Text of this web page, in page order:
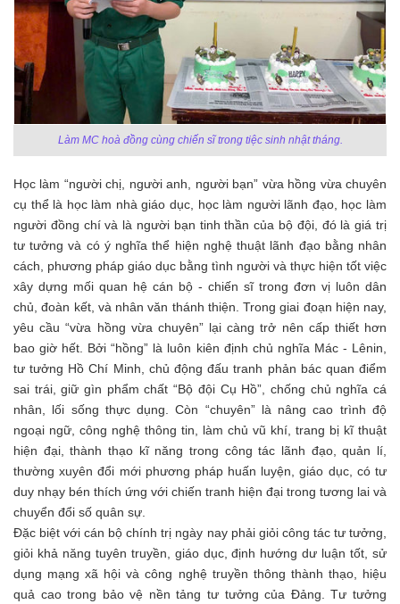
Làm MC hoà đồng cùng chiến sĩ trong tiệc sinh nhật tháng.
Học làm “người chị, người anh, người bạn” vừa hồng vừa chuyên
cụ thể là học làm nhà giáo dục, học làm người lãnh đạo, học làm
người đồng chí và là người bạn tinh thần của bộ đội, đó là giá trị
tư tưởng và có ý nghĩa thể hiện nghệ thuật lãnh đạo bằng nhân
cách, phương pháp giáo dục bằng tình người và thực hiện tốt việc
xây dựng mối quan hệ cán bộ - chiến sĩ trong đơn vị luôn dân
chủ, đoàn kết, và nhân văn thánh thiện. Trong giai đoạn hiện nay,
yêu cầu “vừa hồng vừa chuyên” lại càng trở nên cấp thiết hơn
bao giờ hết. Bởi “hồng” là luôn kiên định chủ nghĩa Mác - Lênin,
tư tưởng Hồ Chí Minh, chủ động đấu tranh phản bác quan điểm
sai trái, giữ gìn phẩm chất “Bộ đội Cụ Hồ”, chống chủ nghĩa cá
nhân, lối sống thực dụng. Còn “chuyên” là nâng cao trình độ
ngoại ngữ, công nghệ thông tin, làm chủ vũ khí, trang bị kĩ thuật
hiện đại, thành thạo kĩ năng trong công tác lãnh đạo, quản lí,
thường xuyên đổi mới phương pháp huấn luyện, giáo dục, có tư
duy nhạy bén thích ứng với chiến tranh hiện đại trong tương lai và
chuyển đổi số quân sự.
Đặc biệt với cán bộ chính trị ngày nay phải giỏi công tác tư tưởng,
giỏi khả năng tuyên truyền, giáo dục, định hướng dư luận tốt, sử
dụng mạng xã hội và công nghệ truyền thông thành thạo, hiệu
quả cao trong bảo vệ nền tảng tư tưởng của Đảng. Tư tưởng